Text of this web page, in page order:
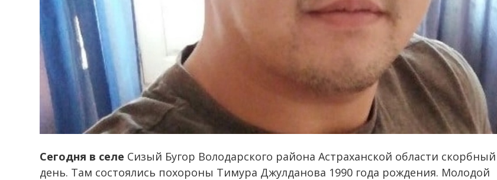
Сегодня в селе Сизый Бугор Володарского района Астраханской области скорбный
день. Там состоялись похороны Тимура Джулданова 1990 года рождения. Молодой